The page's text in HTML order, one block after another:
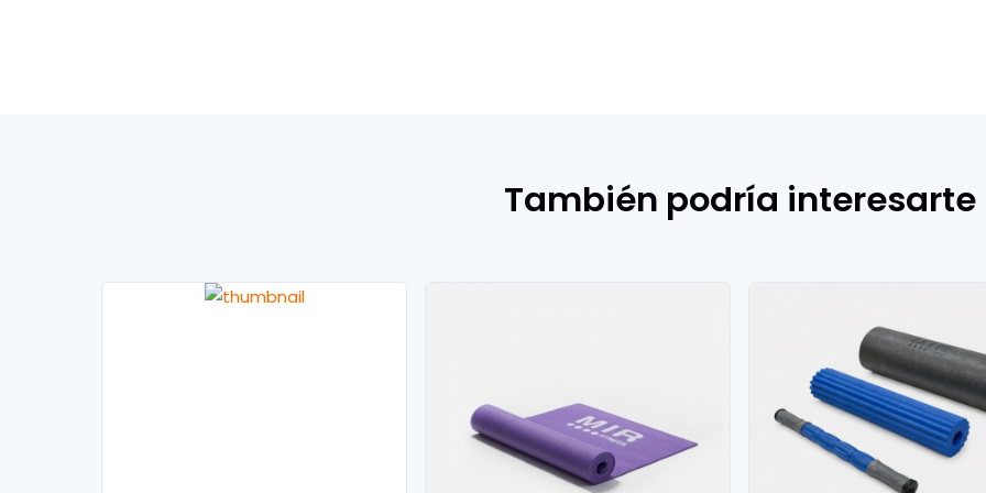
También podría interesarte